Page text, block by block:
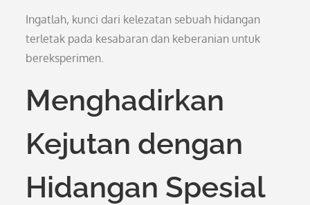
Ingatlah, kunci dari kelezatan sebuah hidangan
terletak pada kesabaran dan keberanian untuk
bereksperimen.
Menghadirkan
Kejutan dengan
Hidangan Spesial